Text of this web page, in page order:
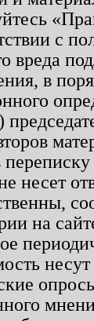
с
вреда
в
несет
на